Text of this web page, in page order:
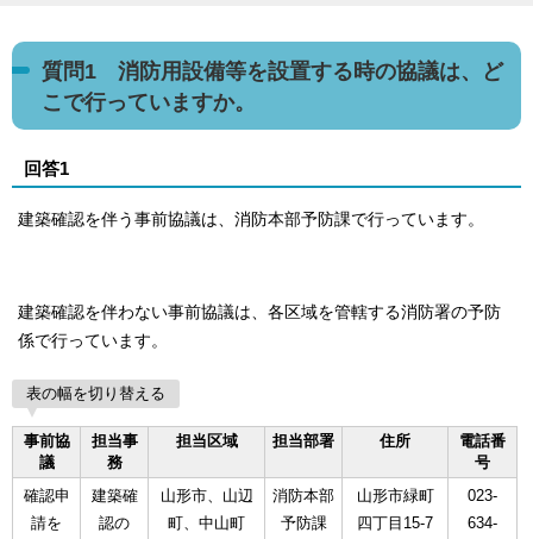
質問1 消防用設備等を設置する時の協議は、ど
こで行っていますか。
回答1
建築確認を伴う事前協議は、消防本部予防課で行っています。
建築確認を伴わない事前協議は、各区域を管轄する消防署の予防
係で行っています。
表の幅を切り替える
事前協
議
担当事
務
担当区域 担当部署 住所
電話番
号
確認申
請を
建築確
認の
山形市、山辺
町、中山町
消防本部
予防課
山形市緑町
四丁目15-7
023-
634-